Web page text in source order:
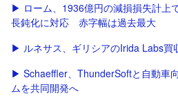
▶ ローム、1936億円の減損損失計
長鈍化に対応 赤字幅は過去最大
▶ ルネサス、ギリシアのIrida Labs買
▶ Schaeffler、ThunderSoftと自動車
ムを共同開発へ